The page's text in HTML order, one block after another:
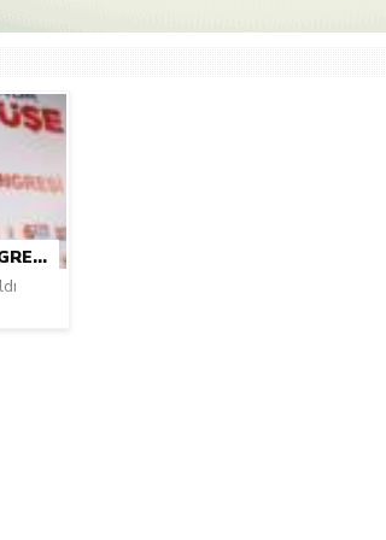
AK PARTI GIRESUN 6.OLAĞAN KONGRESI YAPILDI